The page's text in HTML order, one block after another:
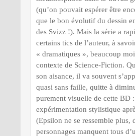
(qu’on pouvait espérer être
que le bon évolutif du dessin
des Svizz !). Mais la série a
certains tics de l’auteur, à
« dramatiques », beaucoup
contexte de Science-Fiction.
son aisance, il va souvent
quasi sans faille, quitte à
purement visuelle de cette BD
expérimentation stylistique
(Epsilon ne se ressemble plus,
personnages manquent tous